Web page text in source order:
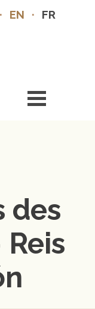
· EN · FR
des